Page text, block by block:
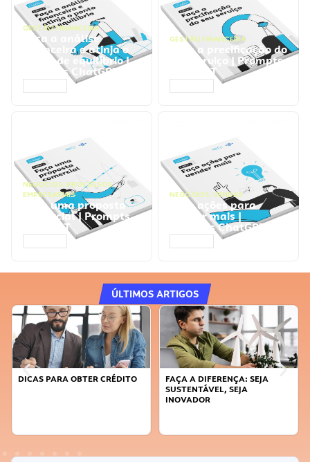
GESTÃO FINANCEIRA
Faça a análise
financeira e atinja o
ponto de equilíbrio |
Prompts ChatGPT
GESTÃO FINANCEIRA
Faça a precificação do
seu serviço | Prompts
ChatGPT
NEGÓCIOS, PROCESSOS
EMPRESARIAIS
Faça uma proposta
comercial | Prompts
ChatGPT
NEGÓCIOS, VENDAS
Faça ações para
vender mais |
Prompts ChatGPT
ÚLTIMOS ARTIGOS
DICAS PARA OBTER CRÉDITO
FAÇA A DIFERENÇA: SEJA
SUSTENTÁVEL, SEJA
INOVADOR